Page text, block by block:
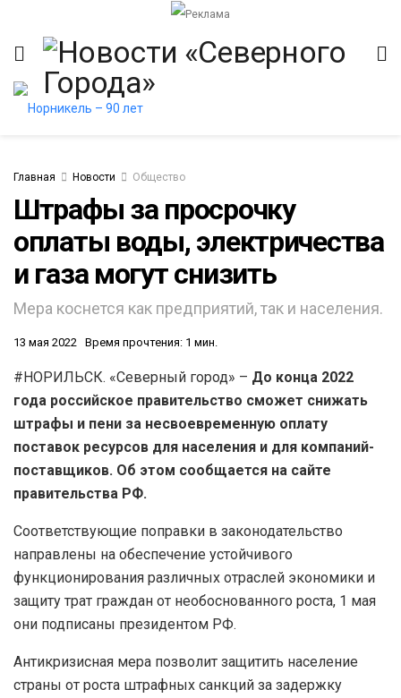
Главная Новости Общество
Штрафы за просрочку
оплаты воды, электричества
и газа могут снизить
Мера коснется как предприятий, так и населения.
13 мая 2022 Время прочтения: 1 мин.
#НОРИЛЬСК. «Северный город» – До конца 2022
года российское правительство сможет снижать
штрафы и пени за несвоевременную оплату
поставок ресурсов для населения и для компаний-
поставщиков. Об этом сообщается на сайте
правительства РФ.
Соответствующие поправки в законодательство
направлены на обеспечение устойчивого
функционирования различных отраслей экономики и
защиту трат граждан от необоснованного роста, 1 мая
они подписаны президентом РФ.
Антикризисная мера позволит защитить население
страны от роста штрафных санкций за задержку